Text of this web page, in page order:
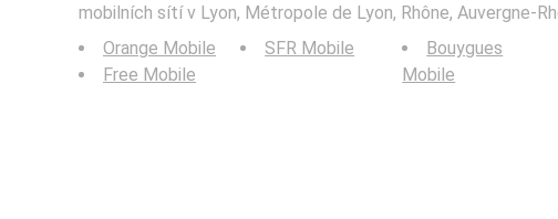
mobilních sítí v Lyon, Métropole de Lyon, Rhône, Auvergne-
Orange Mobile
Free Mobile
SFR Mobile
Bouygues
Mobile